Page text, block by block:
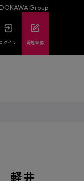
Group
ログイン 新規登録
軽井